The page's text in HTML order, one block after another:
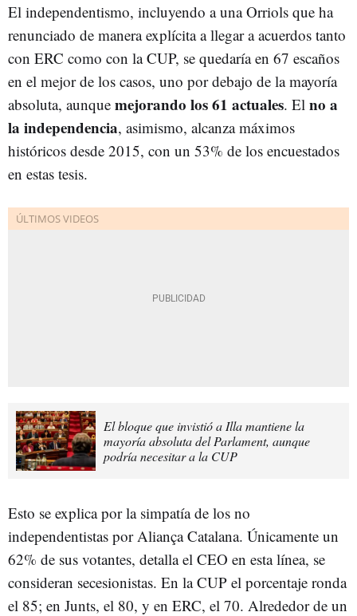
El independentismo, incluyendo a una Orriols que ha
renunciado de manera explícita a llegar a acuerdos tanto
con ERC como con la CUP, se quedaría en 67 escaños
en el mejor de los casos, uno por debajo de la mayoría
absoluta, aunque mejorando los 61 actuales. El no a
la independencia, asimismo, alcanza máximos
históricos desde 2015, con un 53% de los encuestados
en estas tesis.
El bloque que invistió a Illa mantiene la
mayoría absoluta del Parlament, aunque
podría necesitar a la CUP
Esto se explica por la simpatía de los no
independentistas por Aliança Catalana. Únicamente un
62% de sus votantes, detalla el CEO en esta línea, se
consideran secesionistas. En la CUP el porcentaje ronda
el 85; en Junts, el 80, y en ERC, el 70. Alrededor de un